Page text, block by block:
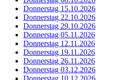
Donnerstag 15.10.2026
Donnerstag 22.10.2026
Donnerstag 29.10.2026
Donnerstag 05.11.2026
Donnerstag 12.11.2026
Donnerstag 19.11.2026
Donnerstag 26.11.2026
Donnerstag 03.12.2026
Donnerstag 10.12.2026